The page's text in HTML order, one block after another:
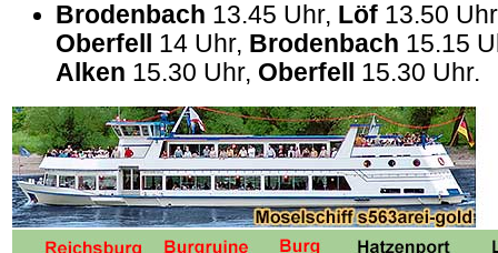
Brodenbach 13.45 Uhr, Löf 13.50
Oberfell
14 Uhr, Brodenbach 15.15
Alken 15.30 Uhr, Oberfell 15.30 Uhr.